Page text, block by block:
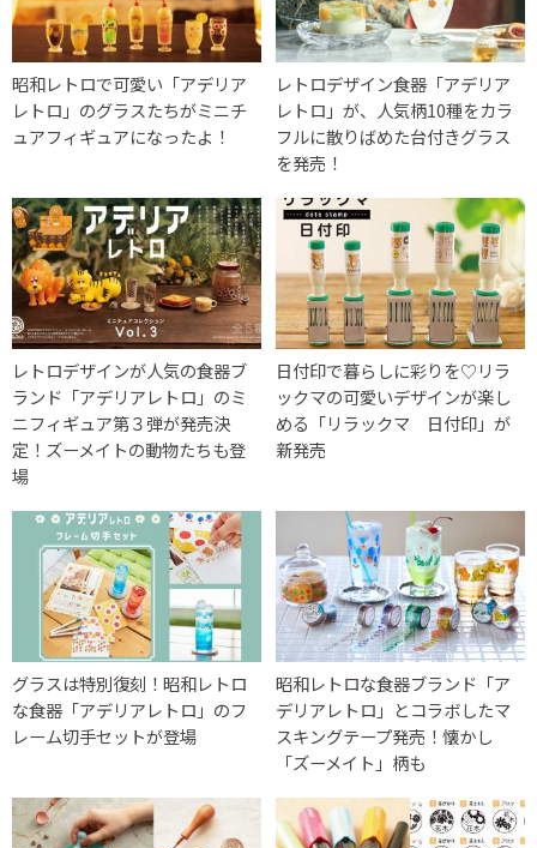
昭和レトロで可愛い「アデリア
レトロ」のグラスたちがミニチ
ュアフィギュアになったよ！
レトロデザイン食器「アデリア
レトロ」が、人気柄10種をカラ
フルに散りばめた台付きグラス
を発売！
レトロデザインが人気の食器ブ
ランド「アデリアレトロ」のミ
ニフィギュア第３弾が発売決
定！ズーメイトの動物たちも登
場
日付印で暮らしに彩りを♡リラ
ックマの可愛いデザインが楽し
める「リラックマ 日付印」が
新発売
グラスは特別復刻！昭和レトロ
な食器「アデリアレトロ」のフ
レーム切手セットが登場
昭和レトロな食器ブランド「ア
デリアレトロ」とコラボしたマ
スキングテープ発売！懐かし
「ズーメイト」柄も